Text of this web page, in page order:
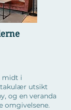
midt i
utsikt
og en veranda
omgivelsene.